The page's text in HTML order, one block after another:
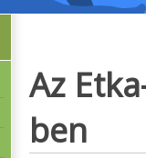
Az
ben